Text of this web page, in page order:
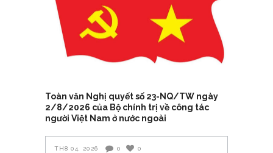
Toàn văn Nghị quyết số 23-NQ/TW ngày
2/8/2026 của Bộ chính trị về công tác
người Việt Nam ở nước ngoài
TH8 04, 2026 0 0